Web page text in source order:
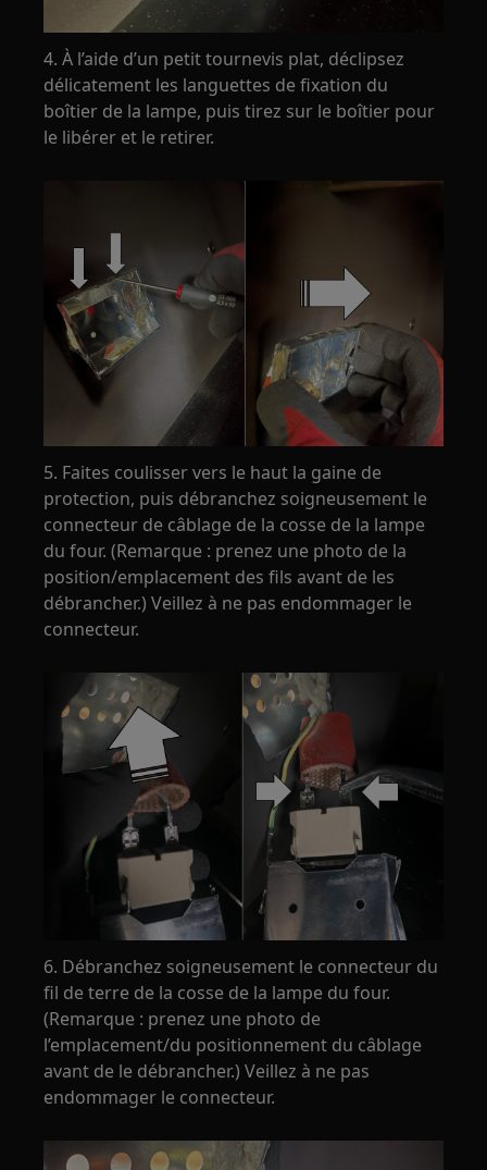
4. À l’aide d’un petit tournevis plat, déclipsez
délicatement les languettes de fixation du
boîtier de la lampe, puis tirez sur le boîtier pour
le libérer et le retirer.
5. Faites coulisser vers le haut la gaine de
protection, puis débranchez soigneusement le
connecteur de câblage de la cosse de la lampe
du four. (Remarque : prenez une photo de la
position/emplacement des fils avant de les
débrancher.) Veillez à ne pas endommager le
connecteur.
6. Débranchez soigneusement le connecteur du
fil de terre de la cosse de la lampe du four.
(Remarque : prenez une photo de
l’emplacement/du positionnement du câblage
avant de le débrancher.) Veillez à ne pas
endommager le connecteur.